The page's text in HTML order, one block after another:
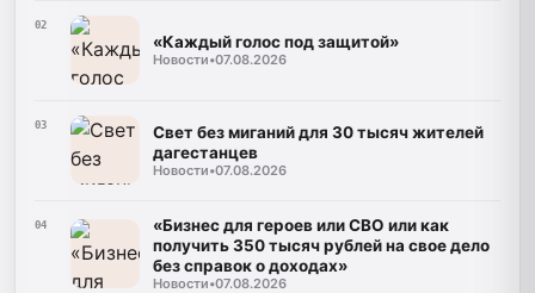
02
«Каждый голос под защитой»
Новости•07.08.2026
03
Свет без миганий для 30 тысяч жителей
дагестанцев
Новости•07.08.2026
04
«Бизнес для героев или СВО или как
получить 350 тысяч рублей на свое дело
без справок о доходах»
Новости•07.08.2026